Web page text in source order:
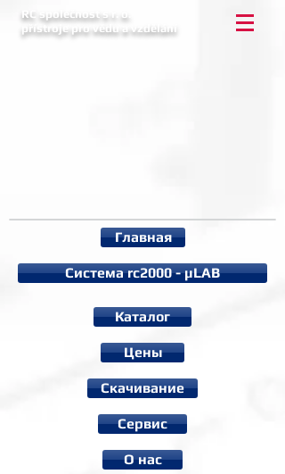
RC společnost s r. o.
přístroje pro vědu a vzdělání
О нас
Сервис
Cкачивание
Цены
Каталог
Система rc2000 - µLAB
Главная